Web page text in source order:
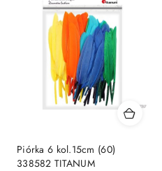
Piórka 6 kol.15cm (60)
338582 TITANUM